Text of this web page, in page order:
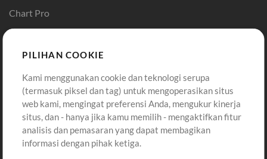
Chart Pro
Template ProPresenter
Sound
Pembelian
Beli Kredit
Konten Gratis
Permintaan Lagu
Akun
Masuk
Daftar
Lihat Keranjang
PILIHAN COOKIE
Kami menggunakan cookie dan teknologi serupa
(termasuk piksel dan tag) untuk mengoperasikan situs
web kami, mengingat preferensi Anda, mengukur kinerja
situs, dan - hanya jika kamu memilih - mengaktifkan fitur
analisis dan pemasaran yang dapat membagikan
informasi dengan pihak ketiga.